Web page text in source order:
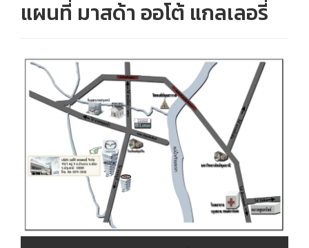
แผนที่ มาสด้า ออโต้ แกลเลอรี่